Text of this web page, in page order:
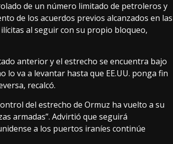
de un número limitado de petroleros y
de los acuerdos previos alcanzados en las
al seguir con su propio bloqueo,
anterior y el estrecho se encuentra bajo
va a levantar hasta que EE.UU. ponga fin
recalcó.
del estrecho de Ormuz ha vuelto a su
armadas”. Advirtió que seguirá
a los puertos iraníes continúe